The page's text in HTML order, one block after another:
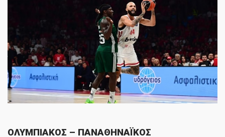
ΟΛΥΜΠΙΑΚΟΣ – ΠΑΝΑΘΗΝΑΪΚΟΣ